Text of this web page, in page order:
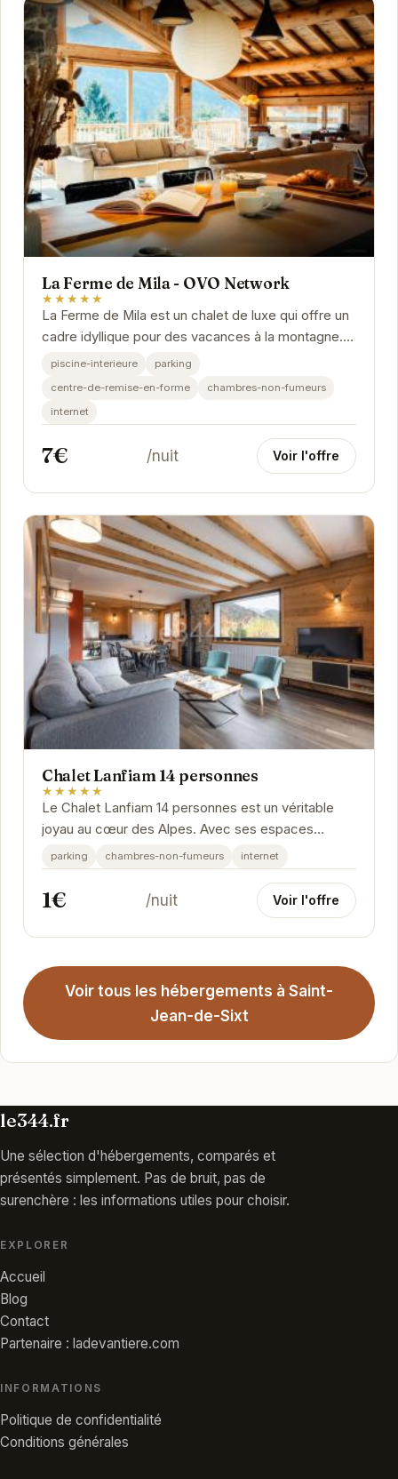
La Ferme de Mila - OVO Network
★★★★★
La Ferme de Mila est un chalet de luxe qui offre un
cadre idyllique pour des vacances à la montagne.
Avec sa piscine intérieure, son centre de...
piscine-interieure
parking
centre-de-remise-en-forme
chambres-non-fumeurs
internet
7€ /nuit Voir l'offre
Chalet Lanfiam 14 personnes
★★★★★
Le Chalet Lanfiam 14 personnes est un véritable
joyau au cœur des Alpes. Avec ses espaces
généreux et son ambiance chaleureuse, il promet
des...
parking chambres-non-fumeurs internet
1€ /nuit Voir l'offre
Voir tous les hébergements à Saint-
Jean-de-Sixt
le344.fr
Une sélection d'hébergements, comparés et
présentés simplement. Pas de bruit, pas de
surenchère : les informations utiles pour choisir.
EXPLORER
Accueil
Blog
Contact
Partenaire : ladevantiere.com
INFORMATIONS
Politique de confidentialité
Conditions générales